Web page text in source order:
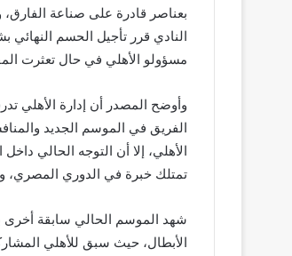
بعناصر قادرة على صناعة
النادي قرر تأجيل الحسم
مسؤولو الأهلي في حال تعثرت
وأوضح المصدر أن إدارة الأهلي
الفريق في الموسم الجديد
الأهلي، إلا أن التوجه الحالي
تمتلك خبرة في الدوري المصري،
شهد الموسم الحالي سابقة أخرى